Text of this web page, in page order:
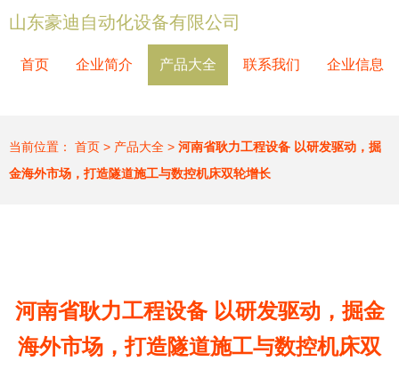
山东豪迪自动化设备有限公司
首页 企业简介 产品大全 联系我们 企业信息
当前位置： 首页 > 产品大全 > 河南省耿力工程设备 以研发驱动，掘
金海外市场，打造隧道施工与数控机床双轮增长
河南省耿力工程设备 以研发驱动，掘金
海外市场，打造隧道施工与数控机床双